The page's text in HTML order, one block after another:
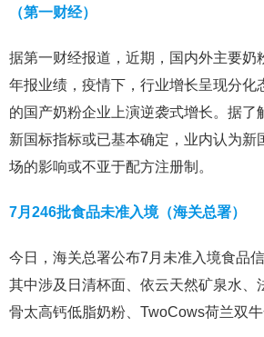
（第一财经）
据第一财经报道，近期，国内外主要奶
年报业绩，疫情下，行业增长呈现分化
的国产奶粉企业上演逆袭式增长。据了
新国标指标或已基本确定，业内认为新
场的影响或不亚于配方注册制。
7月246批食品未准入境（海关总署）
今日，海关总署公布7月未准入境食品
其中涉及日清杯面、依云天然矿泉水、
骨太高钙低脂奶粉、TwoCows荷兰双牛